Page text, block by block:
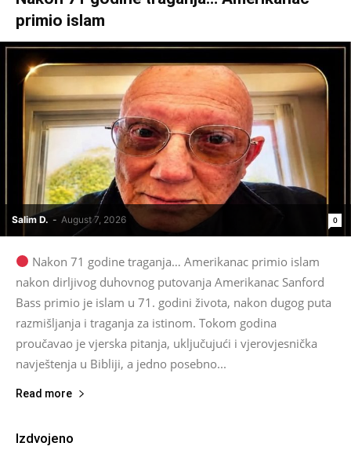
primio islam
Salim D. - August 7, 2026 0
Nakon 71 godine traganja… Amerikanac primio islam
nakon dirljivog duhovnog putovanja Amerikanac Sanford
Bass primio je islam u 71. godini života, nakon dugog puta
razmišljanja i traganja za istinom. Tokom godina
proučavao je vjerska pitanja, uključujući i vjerovjesnička
navještenja u Bibliji, a jedno posebno...
Read more
Izdvojeno